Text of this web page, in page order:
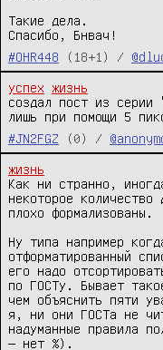
Такие дела.
Спасибо, Бнвач!
#OHR448
(18+1) /
успех
жизнь
создал пост из серии
лишь при помощи 5
#JN2FGZ
(0) /
жизнь
Как ни странно,
некоторое
плохо формализованы.
Ну типа например
отформатированный
его надо
по ГОСТу. Бывает
чем объяснить пяти
я, ни они ГОСТа не
надуманные правила
— нет %).